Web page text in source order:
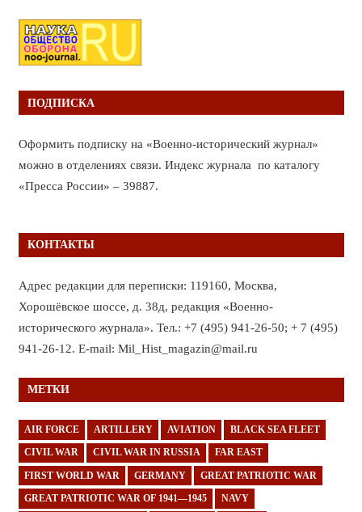
ПОДПИСКА
Оформить подписку на «Военно-исторический журнал»
можно в отделениях связи. Индекс журнала по каталогу
«Пресса России» – 39887.
КОНТАКТЫ
Адрес редакции для переписки: 119160, Москва,
Хорошёвское шоссе, д. 38д, редакция «Военно-
исторического журнала». Тел.: +7 (495) 941-26-50; + 7 (495)
941-26-12. E-mail: Mil_Hist_magazin@mail.ru
МЕТКИ
AIR FORCE ARTILLERY AVIATION BLACK SEA FLEET
CIVIL WAR CIVIL WAR IN RUSSIA FAR EAST
FIRST WORLD WAR GERMANY GREAT PATRIOTIC WAR
GREAT PATRIOTIC WAR OF 1941—1945 NAVY